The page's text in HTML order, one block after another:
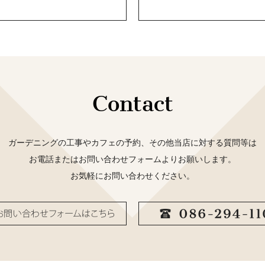
Contact
ガーデニングの工事やカフェの予約、その他当店に対する質問等は
お電話またはお問い合わせフォームよりお願いします。
お気軽にお問い合わせください。